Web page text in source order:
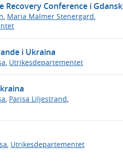
Conference i Gdansk
, Maria Malmer Stenergard,
i Ukraina
, Utrikesdepartementet
Parisa Liljestrand
, Utrikesdepartementet